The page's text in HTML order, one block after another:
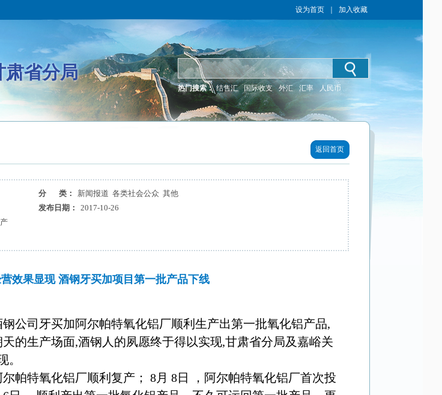
设为首页 加入收藏
肃省分局
热门搜索： 结售汇 国际收支 外汇 汇率 人民币
返回首页
分 类：
新闻报道 各类社会公众 其他
发布日期：
2017-10-26
效果显现 酒钢牙买加项目第一批产品下线
钢公司牙买加阿尔帕特氧化铝厂顺利生产出第一批氧化铝产品,
的生产场面,酒钢人的夙愿终于得以实现,甘肃省分局及嘉峪关
。
帕特氧化铝厂顺利复产； 8月 8日
，阿尔帕特氧化铝厂首次投